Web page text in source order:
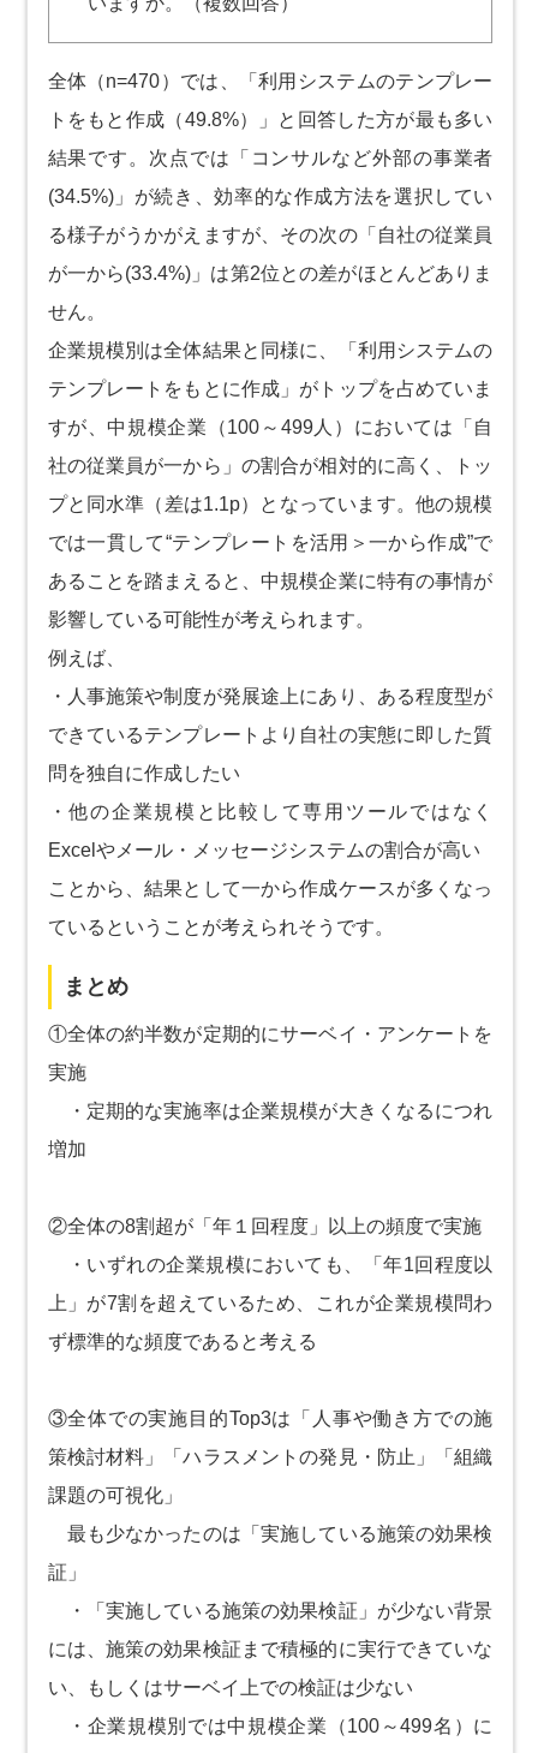
全体（n=470）では、「利用システムのテンプレー
トをもと作成（49.8%）」と回答した方が最も多い
結果です。次点では「コンサルなど外部の事業者
(34.5%)」が続き、効率的な作成方法を選択してい
る様子がうかがえますが、その次の「自社の従業員
が一から(33.4%)」は第2位との差がほとんどありま
せん。
企業規模別は全体結果と同様に、「利用システムの
テンプレートをもとに作成」がトップを占めていま
すが、中規模企業（100～499人）においては「自
社の従業員が一から」の割合が相対的に高く、トッ
プと同水準（差は1.1p）となっています。他の規模
では一貫して“テンプレートを活用＞一から作成”で
あることを踏まえると、中規模企業に特有の事情が
影響している可能性が考えられます。
例えば、
・人事施策や制度が発展途上にあり、ある程度型が
できているテンプレートより自社の実態に即した質
問を独自に作成したい
・他の企業規模と比較して専用ツールではなく
Excelやメール・メッセージシステムの割合が高い
ことから、結果として一から作成ケースが多くなっ
ているということが考えられそうです。
まとめ
①全体の約半数が定期的にサーベイ・アンケートを
実施
・定期的な実施率は企業規模が大きくなるにつれ
増加
②全体の8割超が「年１回程度」以上の頻度で実施
・いずれの企業規模においても、「年1回程度以
上」が7割を超えているため、これが企業規模問わ
ず標準的な頻度であると考える
③全体での実施目的Top3は「人事や働き方での施
策検討材料」「ハラスメントの発見・防止」「組織
課題の可視化」
最も少なかったのは「実施している施策の効果検
証」
・「実施している施策の効果検証」が少ない背景
には、施策の効果検証まで積極的に実行できていな
い、もしくはサーベイ上での検証は少ない
・企業規模別では中規模企業（100～499名）に